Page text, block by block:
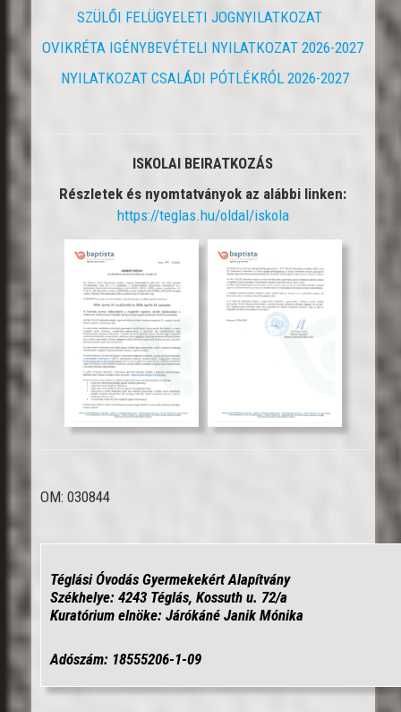
SZÜLŐI FELÜGYELETI JOGNYILATKOZAT
OVIKRÉTA IGÉNYBEVÉTELI NYILATKOZAT 2026-2027
NYILATKOZAT CSALÁDI PÓTLÉKRÓL 2026-2027
ISKOLAI BEIRATKOZÁS
Részletek és nyomtatványok az alábbi linken:
https://teglas.hu/oldal/iskola
OM: 030844
Téglási Óvodás Gyermekekért Alapítvány
Székhelye: 4243 Téglás, Kossuth u. 72/a
Kuratórium elnöke: Járókáné Janik Mónika
Adószám: 18555206-1-09